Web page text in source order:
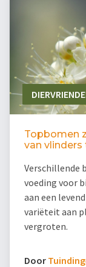
Topbomen
van
Verschillende
voeding voor
aan een
variëteit aan
vergroten.
Door